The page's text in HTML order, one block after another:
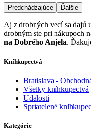
Predchádzajúce Ďalšie
Aj z drobných vecí sa
drobným ste pri nákupoch
na Dobrého Anjela.
Kníhkupectvá
Bratislava -
Všetky kníhkupectvá
Udalosti
Spriatelené
Kategórie